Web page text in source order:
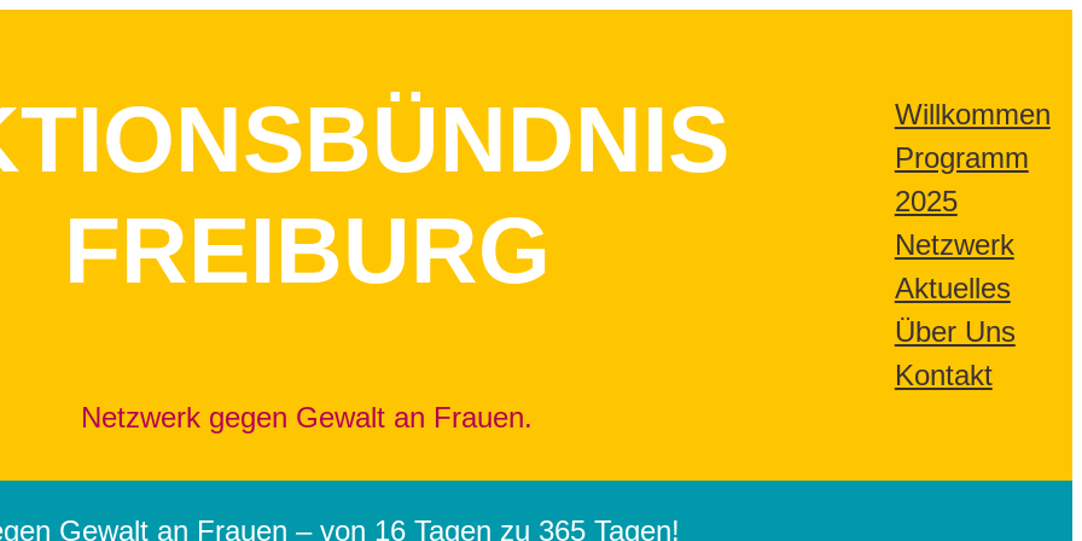
FREIBURG
Netzwerk gegen Gewalt an Frauen.
Willkommen
Programm
2025
Netzwerk
Aktuelles
Über Uns
Kontakt
Gewalt an Frauen – von 16 Tagen zu 365 Tagen!